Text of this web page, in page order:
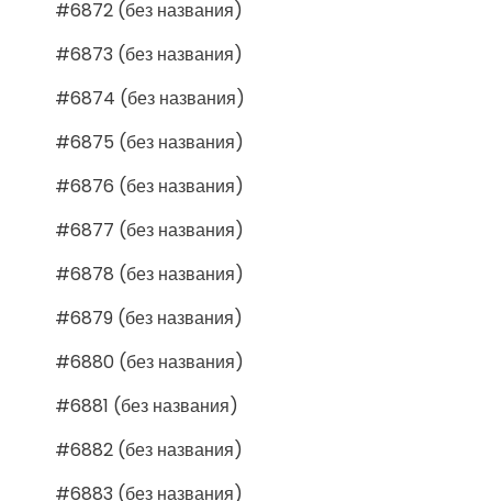
#6872 (без названия)
#6873 (без названия)
#6874 (без названия)
#6875 (без названия)
#6876 (без названия)
#6877 (без названия)
#6878 (без названия)
#6879 (без названия)
#6880 (без названия)
#6881 (без названия)
#6882 (без названия)
#6883 (без названия)